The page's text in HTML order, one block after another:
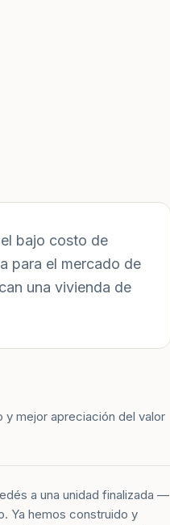
bajo costo de
para el mercado de
una vivienda de
y mejor apreciación del valor
a una unidad finalizada —
Ya hemos construido y